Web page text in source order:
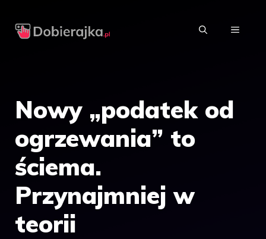
MENU
Nowy „podatek od
ogrzewania” to
ściema.
Przynajmniej w
teorii